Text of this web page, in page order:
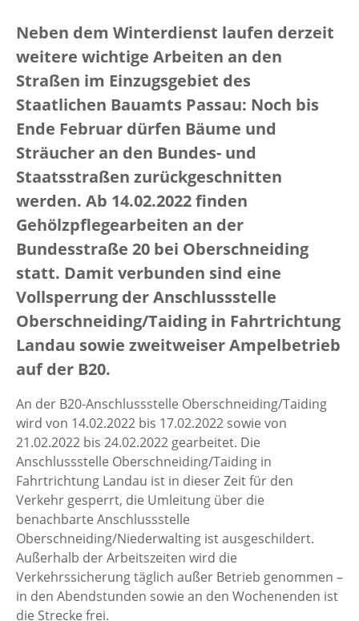
Neben dem Winterdienst laufen derzeit
weitere wichtige Arbeiten an den
Straßen im Einzugsgebiet des
Staatlichen Bauamts Passau: Noch bis
Ende Februar dürfen Bäume und
Sträucher an den Bundes- und
Staatsstraßen zurückgeschnitten
werden. Ab 14.02.2022 finden
Gehölzpflegearbeiten an der
Bundesstraße 20 bei Oberschneiding
statt. Damit verbunden sind eine
Vollsperrung der Anschlussstelle
Oberschneiding/Taiding in Fahrtrichtung
Landau sowie zweitweiser Ampelbetrieb
auf der B20.
An der B20-Anschlussstelle Oberschneiding/Taiding
wird von 14.02.2022 bis 17.02.2022 sowie von
21.02.2022 bis 24.02.2022 gearbeitet. Die
Anschlussstelle Oberschneiding/Taiding in
Fahrtrichtung Landau ist in dieser Zeit für den
Verkehr gesperrt, die Umleitung über die
benachbarte Anschlussstelle
Oberschneiding/Niederwalting ist ausgeschildert.
Außerhalb der Arbeitszeiten wird die
Verkehrssicherung täglich außer Betrieb genommen –
in den Abendstunden sowie an den Wochenenden ist
die Strecke frei.